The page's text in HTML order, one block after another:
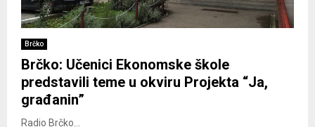
Brčko
Brčko: Učenici Ekonomske škole
predstavili teme u okviru Projekta “Ja,
građanin”
Radio Brčko...